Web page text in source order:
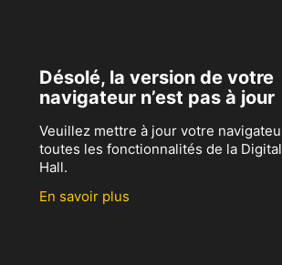
Désolé, la version de votre
navigateur n’est pas à jour
Veuillez mettre à jour votre
toutes les fonctionnalités de la
Hall.
En savoir plus